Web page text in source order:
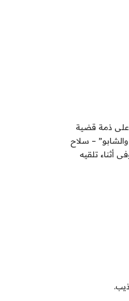
على ذمة قضية
– سلاح
بالسجن (10) سنوات.. وتوفى أثناء تلقيه